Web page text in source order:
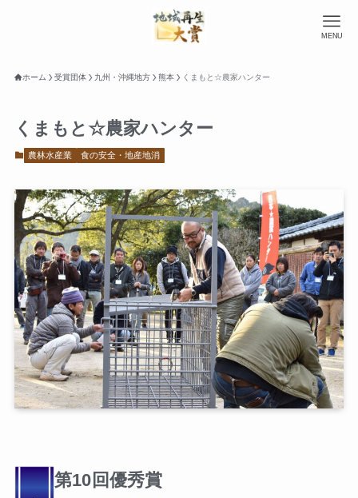
MENU
ホーム 受賞団体 九州・沖縄地方 熊本 くまもと☆農家ハンター
くまもと☆農家ハンター
農林水産業 食の安全・地産地消
第10回優秀賞